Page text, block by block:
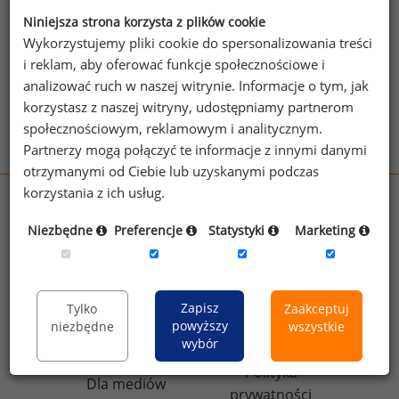
Zobacz więcej ciekawostek
wynagrodzenia.pl
sedlak.pl
kfw.sedlak.pl
rynekpracy.pl
raportyplacowe.pl
Dla mediów
Polityka
prywatności
Niniejsza strona korzysta z plików cookie
Wykorzystujemy pliki cookie do spersonalizowania treści
i reklam, aby oferować funkcje społecznościowe i
analizować ruch w naszej witrynie. Informacje o tym, jak
korzystasz z naszej witryny, udostępniamy partnerom
społecznościowym, reklamowym i analitycznym.
Partnerzy mogą połączyć te informacje z innymi danymi
otrzymanymi od Ciebie lub uzyskanymi podczas
korzystania z ich usług.
Niezbędne Preferencje Statystyki Marketing
Tylko
niezbędne
Zapisz
powyższy
wybór
Zaakceptuj
wszystkie